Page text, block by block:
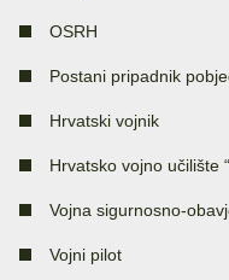
OSRH
Postani pripadnik
Hrvatski vojnik
Hrvatsko vojno učilište
Vojna sigurnosno-
Vojni pilot